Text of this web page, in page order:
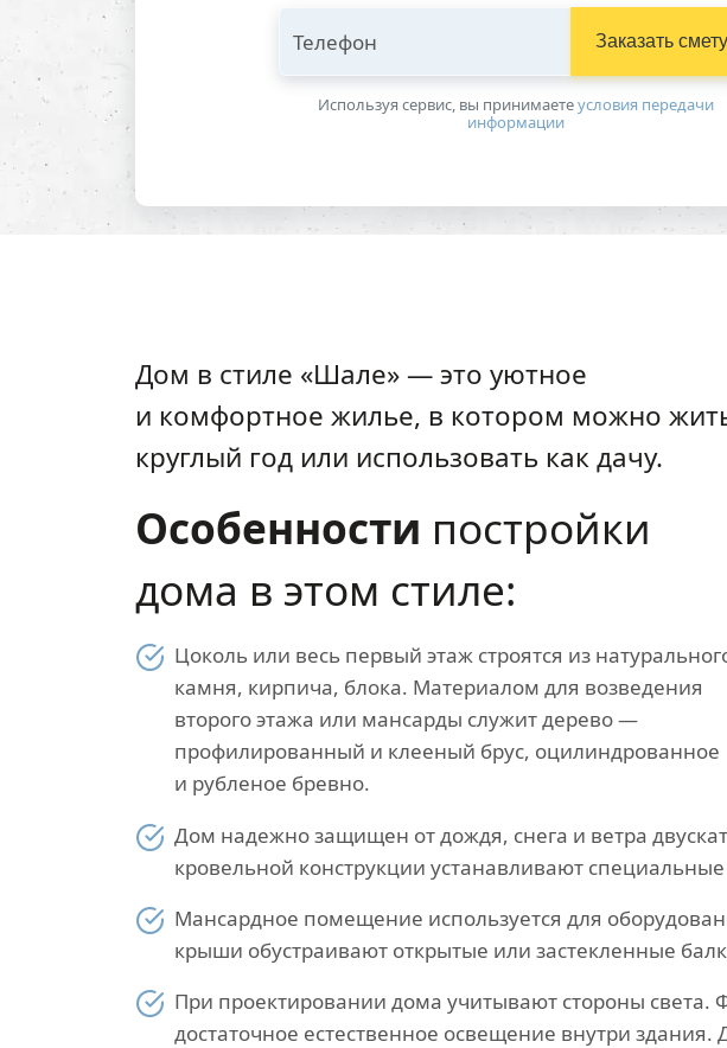
Телефон Заказать смету
Используя сервис, вы принимаетeусловия передачи
информации
Дом в стиле «Шале» — это уютное
и комфортное жилье, в котором можно
круглый год или использовать как дачу.
Особенности постройки
дома в этом стиле:
Цоколь или весь первый этаж строятся из
камня, кирпича, блока. Материалом для возведения
второго этажа или мансарды служит дерево —
профилированный и клееный брус, оцилиндрованное
и рубленое бревно.
Дом надежно защищен от дождя, снега и ветра
кровельной конструкции устанавливают
Мансардное помещение используется для
крыши обустраивают открытые или застекленные
При проектировании дома учитывают стороны света.
достаточное естественное освещение внутри